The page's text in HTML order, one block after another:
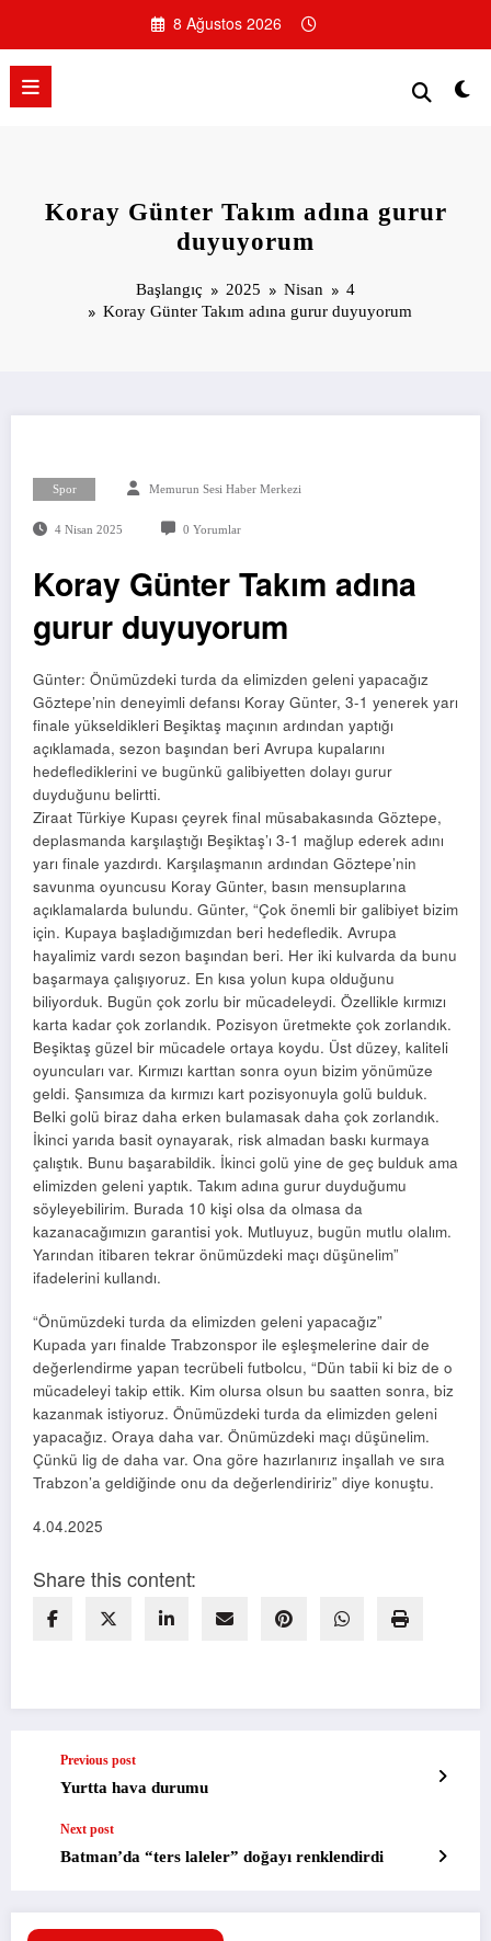
8 Ağustos 2026
Koray Günter Takım adına gurur
duyuyorum
Başlangıç 2025 Nisan
4
Koray Günter Takım adına gurur duyuyorum
Spor Memurun Sesi Haber Merkezi
4 Nisan 2025 0 Yorumlar
Koray Günter Takım adına
gurur duyuyorum
Günter: Önümüzdeki turda da elimizden geleni yapacağız
Göztepe’nin deneyimli defansı Koray Günter, 3-1 yenerek yarı
finale yükseldikleri Beşiktaş maçının ardından yaptığı
açıklamada, sezon başından beri Avrupa kupalarını
hedeflediklerini ve bugünkü galibiyetten dolayı gurur
duyduğunu belirtti.
Ziraat Türkiye Kupası çeyrek final müsabakasında Göztepe,
deplasmanda karşılaştığı Beşiktaş’ı 3-1 mağlup ederek adını
yarı finale yazdırdı. Karşılaşmanın ardından Göztepe’nin
savunma oyuncusu Koray Günter, basın mensuplarına
açıklamalarda bulundu. Günter, “Çok önemli bir galibiyet bizim
için. Kupaya başladığımızdan beri hedefledik. Avrupa
hayalimiz vardı sezon başından beri. Her iki kulvarda da bunu
başarmaya çalışıyoruz. En kısa yolun kupa olduğunu
biliyorduk. Bugün çok zorlu bir mücadeleydi. Özellikle kırmızı
karta kadar çok zorlandık. Pozisyon üretmekte çok zorlandık.
Beşiktaş güzel bir mücadele ortaya koydu. Üst düzey, kaliteli
oyuncuları var. Kırmızı karttan sonra oyun bizim yönümüze
geldi. Şansımıza da kırmızı kart pozisyonuyla golü bulduk.
Belki golü biraz daha erken bulamasak daha çok zorlandık.
İkinci yarıda basit oynayarak, risk almadan baskı kurmaya
çalıştık. Bunu başarabildik. İkinci golü yine de geç bulduk ama
elimizden geleni yaptık. Takım adına gurur duyduğumu
söyleyebilirim. Burada 10 kişi olsa da olmasa da
kazanacağımızın garantisi yok. Mutluyuz, bugün mutlu olalım.
Yarından itibaren tekrar önümüzdeki maçı düşünelim”
ifadelerini kullandı.
“Önümüzdeki turda da elimizden geleni yapacağız”
Kupada yarı finalde Trabzonspor ile eşleşmelerine dair de
değerlendirme yapan tecrübeli futbolcu, “Dün tabii ki biz de o
mücadeleyi takip ettik. Kim olursa olsun bu saatten sonra, biz
kazanmak istiyoruz. Önümüzdeki turda da elimizden geleni
yapacağız. Oraya daha var. Önümüzdeki maçı düşünelim.
Çünkü lig de daha var. Ona göre hazırlanırız inşallah ve sıra
Trabzon’a geldiğinde onu da değerlendiririz” diye konuştu.
4.04.2025
Share this content:
Previous post
Yurtta hava durumu
Next post
Batman’da “ters laleler” doğayı renklendirdi